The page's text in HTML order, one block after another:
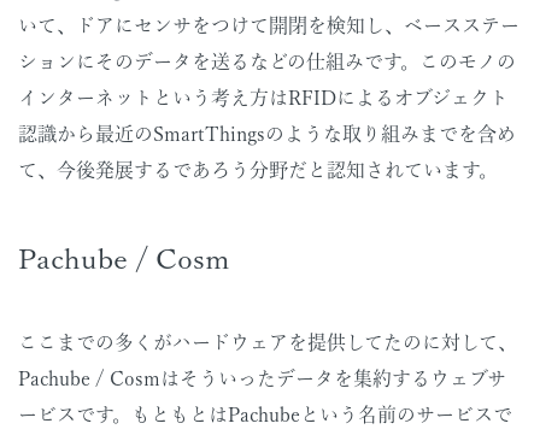
いて、ドアにセンサをつけて開閉を検知し、ベースステー
ションにそのデータを送るなどの仕組みです。このモノの
インターネットという考え方はRFIDによるオブジェクト
認識から最近のSmartThingsのような取り組みまでを含め
て、今後発展するであろう分野だと認知されています。
Pachube / Cosm
ここまでの多くがハードウェアを提供してたのに対して、
Pachube / Cosmはそういったデータを集約するウェブサ
ービスです。もともとはPachubeという名前のサービスで